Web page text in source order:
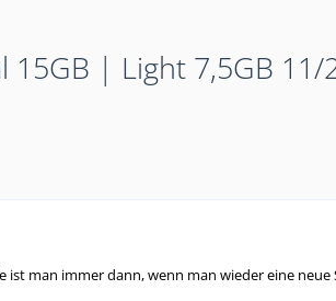
15GB | Light 7,5GB
ist man immer dann, wenn man wieder eine neue